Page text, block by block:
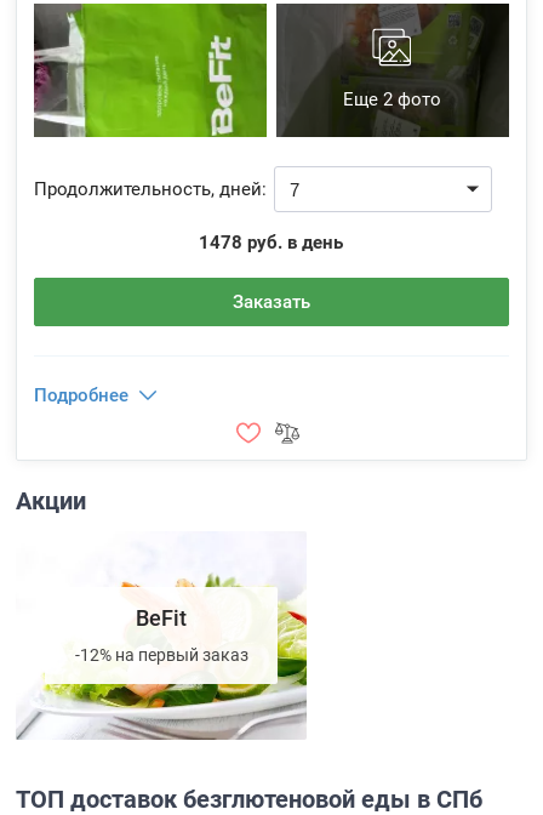
Еще 2 фото
Продолжительность, дней:
1478 руб. в день
Заказать
Подробнее
Акции
BeFit
-12% на первый заказ
ТОП доставок безглютеновой еды в СПб